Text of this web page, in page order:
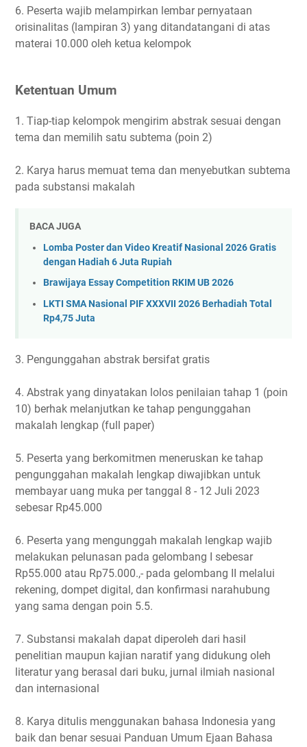
6. Peserta wajib melampirkan lembar pernyataan
orisinalitas (lampiran 3) yang ditandatangani di atas
materai 10.000 oleh ketua kelompok
Ketentuan Umum
1. Tiap-tiap kelompok mengirim abstrak sesuai dengan
tema dan memilih satu subtema (poin 2)
2. Karya harus memuat tema dan menyebutkan subtema
pada substansi makalah
BACA JUGA
Lomba Poster dan Video Kreatif Nasional 2026 Gratis
dengan Hadiah 6 Juta Rupiah
Brawijaya Essay Competition RKIM UB 2026
LKTI SMA Nasional PIF XXXVII 2026 Berhadiah Total
Rp4,75 Juta
3. Pengunggahan abstrak bersifat gratis
4. Abstrak yang dinyatakan lolos penilaian tahap 1 (poin
10) berhak melanjutkan ke tahap pengunggahan
makalah lengkap (full paper)
5. Peserta yang berkomitmen meneruskan ke tahap
pengunggahan makalah lengkap diwajibkan untuk
membayar uang muka per tanggal 8 - 12 Juli 2023
sebesar Rp45.000
6. Peserta yang mengunggah makalah lengkap wajib
melakukan pelunasan pada gelombang I sebesar
Rp55.000 atau Rp75.000.,- pada gelombang II melalui
rekening, dompet digital, dan konfirmasi narahubung
yang sama dengan poin 5.5.
7. Substansi makalah dapat diperoleh dari hasil
penelitian maupun kajian naratif yang didukung oleh
literatur yang berasal dari buku, jurnal ilmiah nasional
dan internasional
8. Karya ditulis menggunakan bahasa Indonesia yang
baik dan benar sesuai Panduan Umum Ejaan Bahasa